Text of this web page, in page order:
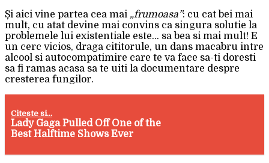
Și aici vine partea cea mai „frumoasa”: cu cat bei mai
mult, cu atat devine mai convins ca singura solutie la
problemele lui existentiale este… sa bea si mai mult! E
un cerc vicios, draga cititorule, un dans macabru intre
alcool si autocompatimire care te va face sa-ti doresti
sa fi ramas acasa sa te uiti la documentare despre
cresterea fungilor.
Citeste si...
Lady Gaga Pulled Off One of the
Best Halftime Shows Ever